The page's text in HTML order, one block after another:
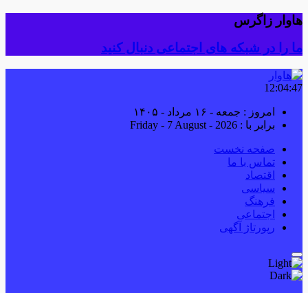
هاوار زاگرس
ما را در شبکه های اجتماعی دنبال کنید
12:04:47
امروز : جمعه - ۱۶ مرداد - ۱۴۰۵
برابر با : Friday - 7 August - 2026
صفحه نخست
تماس با ما
اقتصاد
سیاسی
فرهنگ
اجتماعی
رپورتاژ آگهی